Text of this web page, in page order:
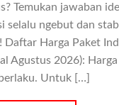
Temukan jawaban
selalu ngebut dan
Daftar Harga Paket
Agustus 2026):
Untuk […]